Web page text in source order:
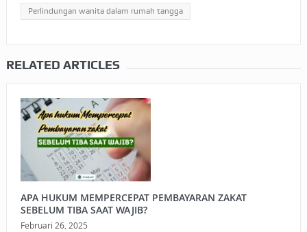
Perlindungan wanita dalam rumah tangga
RELATED ARTICLES
APA HUKUM MEMPERCEPAT PEMBAYARAN ZAKAT
SEBELUM TIBA SAAT WAJIB?
Februari 26, 2025